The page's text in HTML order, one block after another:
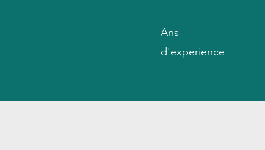
Ans
d'experience